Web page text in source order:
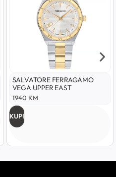
SALVATORE FERRAGAMO
VEGA UPPER EAST
1940 KM
KUPI